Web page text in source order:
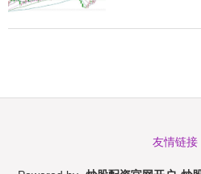
友情链接